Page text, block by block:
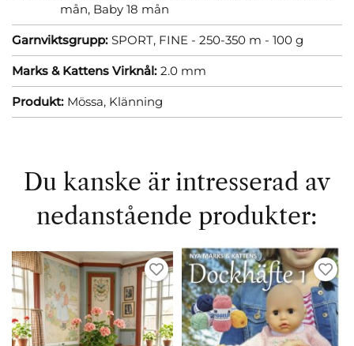
mån, Baby 18 mån
Garnviktsgrupp: SPORT, FINE - 250-350 m - 100 g
Marks & Kattens Virknål: 2.0 mm
Produkt: Mössa, Klänning
Du kanske är intresserad av
nedanstående produkter: